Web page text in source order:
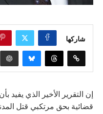
شاركها
إن التقرير الأخير الذي يفيد
قضائية بحق مرتكبي قتل